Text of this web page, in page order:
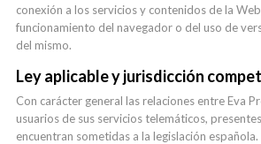
conexión a los servicios y contenidos de la
funcionamiento del navegador o del uso de
del mismo.
Ley aplicable y jurisdicción
Con carácter general las relaciones entre Eva
usuarios de sus servicios telemáticos,
encuentran sometidas a la legislación española.